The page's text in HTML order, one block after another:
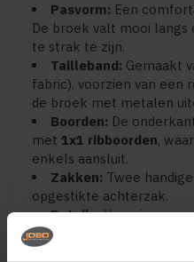
Pasvorm: Een
De broek valt mooi
te strak te zijn.
Tailleband: Gemaakt
fabric), voorzien van een
de broek met metalen
Boorden: De
met 1x1 ribboorden,
enkels aansluit.
Zakken: Twee
opgestikte achterzak.
Details:Voorzien van
naden, wat niet alleen
maar ook de vintage-